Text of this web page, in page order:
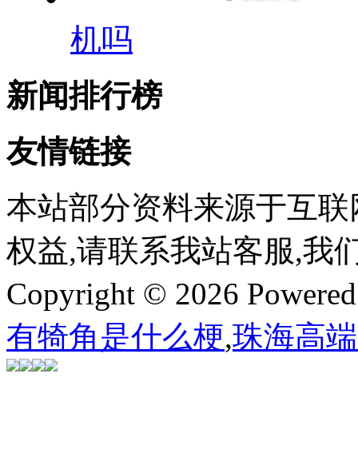
机吗
新闻排行榜
友情链接
本站部分资料来源于互
权益,请联系我站客服,我
Copyright © 2026
有犄角是什么梗,珠海高